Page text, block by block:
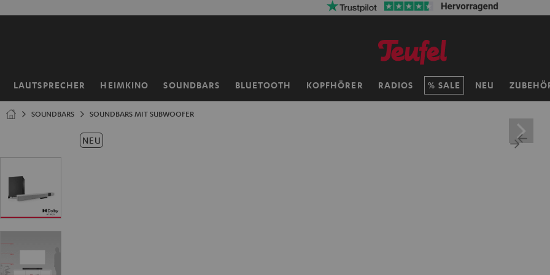
LAUTSPRECHER HEIMKINO SOUNDBARS BLUETOOTH KOPFHÖRER RADIOS SALE NEU
Startseite
SOUNDBARS SOUNDBARS MIT SUBWOOFER
NEU